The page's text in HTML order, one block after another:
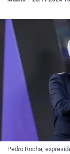
Pedro Rocha,